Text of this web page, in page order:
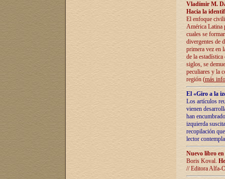
Vladímir M.
Hacia la
El enfoque
América Latina
cuales se
divergentes de
primera vez en
de la
siglos, se
peculiares y la
región (más
El «Giro a la
Los artículos
vienen
han
izquierda
recopilación
lector
Nuevo libro
Boris Koval.
// Editora Alfa-